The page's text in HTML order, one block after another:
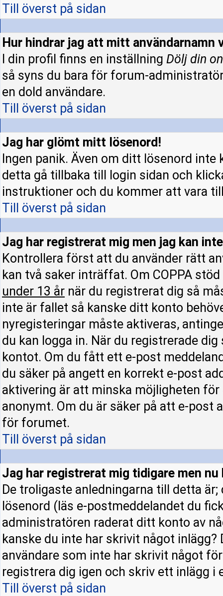
Till överst på sidan
Hur hindrar jag att mitt användarnamn
I din profil finns en inställning Dölj din
så syns du bara för forum-
en dold användare.
Till överst på sidan
Jag har glömt mitt lösenord!
Ingen panik. Även om ditt lösenord
detta gå tillbaka till login sidan och
instruktioner och du kommer att vara
Till överst på sidan
Jag har registrerat mig men jag kan
Kontrollera först att du använder rätt
kan två saker inträffat. Om COPPA
under 13 år när du registrerat dig så
inte är fallet så kanske ditt konto
nyregisteringar måste aktiveras,
du kan logga in. När du registrerade
kontot. Om du fått ett e-post
du säker på angett en korrekt e-post
aktivering är att minska möjligheten för
anonymt. Om du är säker på att e-
för forumet.
Till överst på sidan
Jag har registrerat mig tidigare men
De troligaste anledningarna till detta
lösenord (läs e-postmeddelandet du
administratören raderat ditt konto av
kanske du inte har skrivit något
användare som inte har skrivit något
registrera dig igen och skriv ett inlägg i
Till överst på sidan